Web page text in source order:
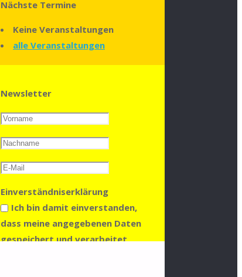
Nächste Termine
Keine Veranstaltungen
alle Veranstaltungen
Newsletter
Einverständniserklärung
Ich bin damit einverstanden,
dass meine angegebenen Daten
gespeichert und verarbeitet